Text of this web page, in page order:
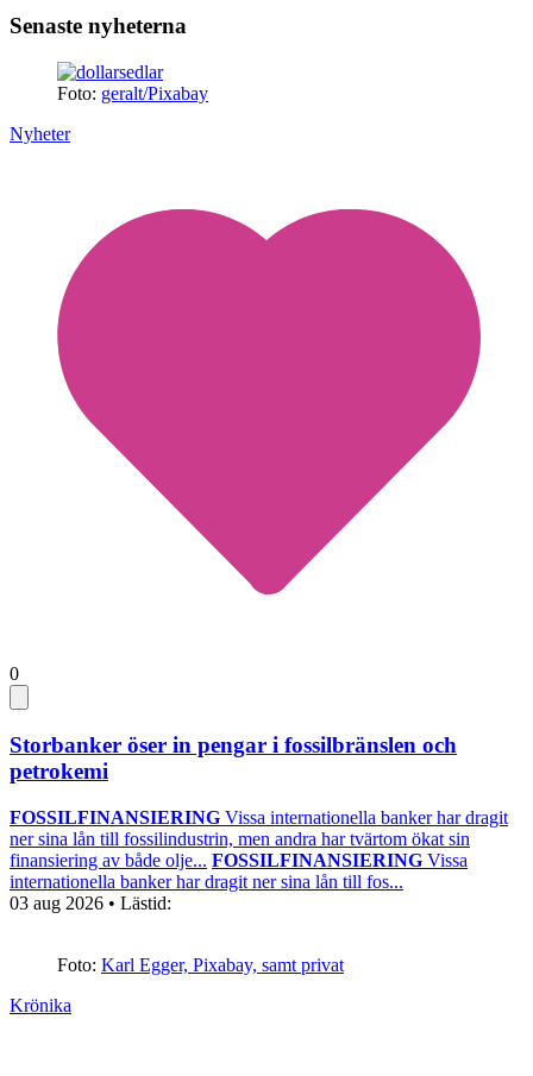
Senaste nyheterna
Foto: geralt/Pixabay
Nyheter
0
Storbanker öser in pengar i fossilbränslen och
petrokemi
FOSSILFINANSIERING Vissa internationella banker har dragit
ner sina lån till fossilindustrin, men andra har tvärtom ökat sin
finansiering av både olje... FOSSILFINANSIERING Vissa
internationella banker har dragit ner sina lån till fos...
03 aug 2026 • Lästid:
Foto: Karl Egger, Pixabay, samt privat
Krönika